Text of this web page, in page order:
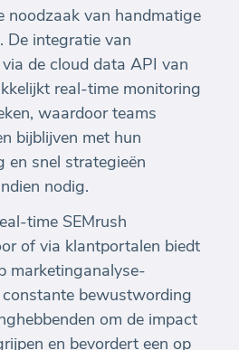
noodzaak van handmatige
De integratie van
de cloud data API van
real-time monitoring
waardoor teams
bijblijven met hun
snel strategieën
nodig.
time SEMrush
of via klantportalen biedt
marketinganalyse-
bewustwording
om de impact
en bevordert een op